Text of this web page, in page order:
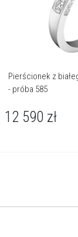
Pierścionek z
- próba 585
12 590 zł